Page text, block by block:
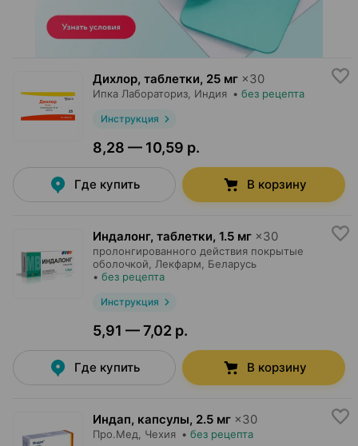
Дихлор, таблетки, 25 мг ×30
Ипка Лабораториз , Индия • без рецепта
Инструкция
8,28 — 10,59 р.
Где купить В корзину
Индалонг, таблетки, 1.5 мг ×30
пролонгированного действия покрытые
оболочкой,
Лекфарм , Беларусь
• без рецепта
Инструкция
5,91 — 7,02 р.
Где купить В корзину
Индап, капсулы, 2.5 мг ×30
Про.Мед , Чехия • без рецепта